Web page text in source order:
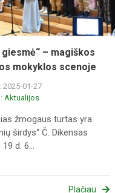
giesmė“ – magiškos
mokyklos scenoje
2025-01-27
Aktualijos
žmogaus turtas yra
širdys“ Č. Dikensas
d. 6...
Plačiau